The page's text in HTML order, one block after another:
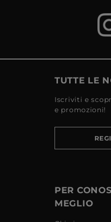
TUTTE LE
Iscriviti e
e promozioni!
PER
MEGLIO